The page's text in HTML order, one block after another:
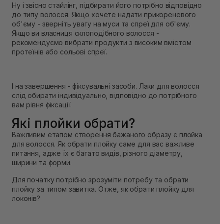
Ну і звісно стайлінг, підбирати його потрібно відповідно
до типу волосся. Якщо хочете надати прикореневого
об'єму - зверніть увагу на муси та спреї для об'єму.
Якщо ви власниця склоподібного волосся -
рекомендуємо вибрати продукти з високим вмістом
протеїнів або сольові спреї.
І на завершення - фіксувальні засоби. Лаки для волосся
слід обирати індивідуально, відповідно до потрібного
вам рівня фіксації.
Які плойки обрати?
Важливим етапом створення бажаного образу є плойка
для волосся. Як обрати плойку саме для вас важливе
питання, адже їх є багато видів, різного діаметру,
ширини та форми.
Для початку потрібно зрозуміти потребу та обрати
плойку за типом завитка. Отже, як обрати плойку для
локонів?